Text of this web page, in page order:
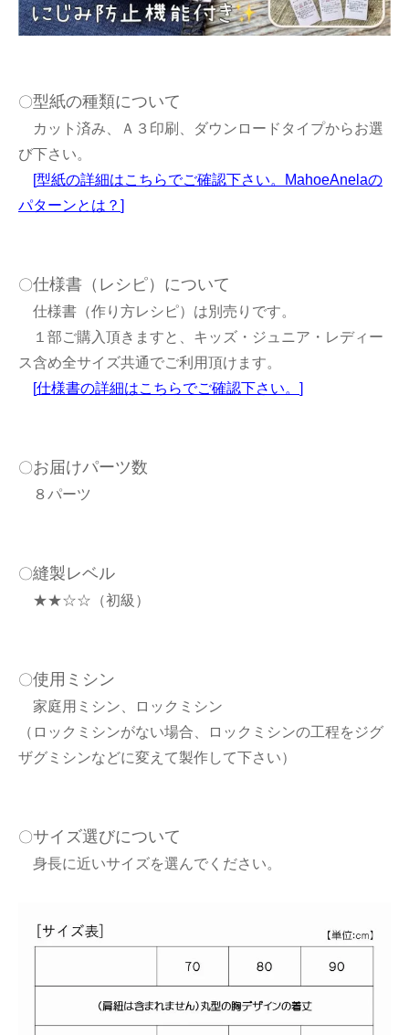
〇型紙の種類について
カット済み、Ａ３印刷、ダウンロードタイプからお選
び下さい。
型紙の詳細はこちらでご確認下さい。MahoeAnelaの
パターンとは？
〇仕様書（レシピ）について
仕様書（作り方レシピ）は別売りです。
１部ご購入頂きますと、キッズ・ジュニア・レディー
ス含め全サイズ共通でご利用頂けます。
仕様書の詳細はこちらでご確認下さい。
〇お届けパーツ数
８パーツ
〇縫製レベル
★★☆☆（初級）
〇使用ミシン
家庭用ミシン、ロックミシン
（ロックミシンがない場合、ロックミシンの工程をジグ
ザグミシンなどに変えて製作して下さい）
〇サイズ選びについて
身長に近いサイズを選んでください。